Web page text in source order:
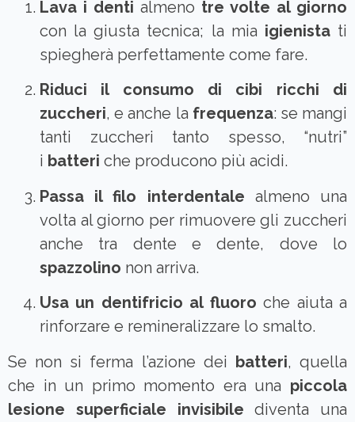
Lava i denti almeno tre volte al giorno
con la giusta tecnica; la mia igienistati
spiegherà perfettamente come fare.
Riduci il consumo di cibi ricchi di
zuccheri, e anche la frequenza: se mangi
tanti zuccheri tanto spesso, “nutri”
i batteri che producono più acidi.
Passa il filo interdentale almeno una
volta al giorno per rimuovere gli zuccheri
anche tra dente e dente, dove lo
spazzolino non arriva.
Usa un dentifricio al fluoro che aiuta a
rinforzare e remineralizzare lo smalto.
Se non si ferma l’azione dei batteri, quella
che in un primo momento era una piccola
lesione superficiale invisibile diventa una